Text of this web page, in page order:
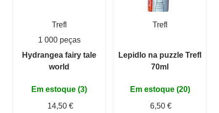
Trefl
1 000 peças
Hydrangea fairy tale
world
Em estoque (3)
14,50 €
Trefl
Lepidlo na puzzle Trefl
70ml
Em estoque (20)
6,50 €